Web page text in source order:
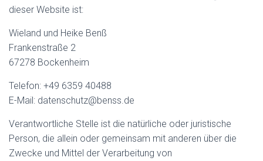
dieser Website ist:
Wieland und Heike Benß
Frankenstraße 2
67278 Bockenheim
Telefon: +49 6359 40488
E-Mail: datenschutz@benss.de
Verantwortliche Stelle ist die natürliche oder juristische
Person, die allein oder gemeinsam mit anderen über die
Zwecke und Mittel der Verarbeitung von